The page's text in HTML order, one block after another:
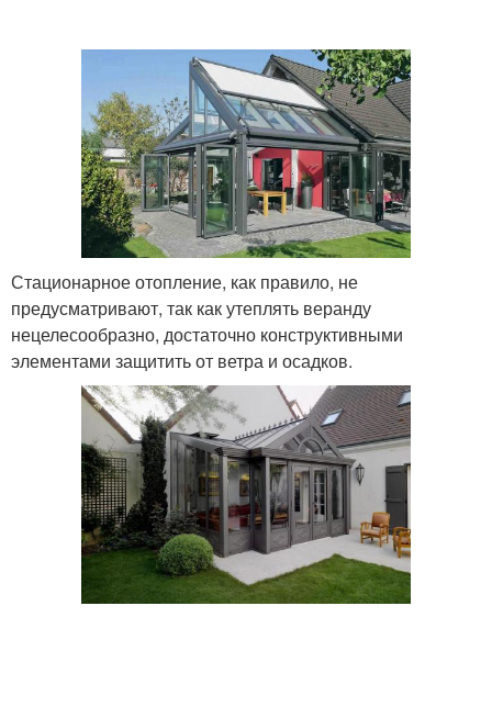
Стационарное отопление, как правило, не
предусматривают, так как утеплять веранду
нецелесообразно, достаточно конструктивными
элементами защитить от ветра и осадков.